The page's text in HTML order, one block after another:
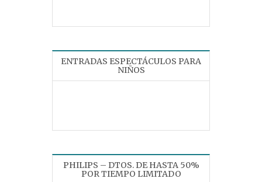
ENTRADAS ESPECTÁCULOS PARA
NIÑOS
PHILIPS – DTOS. DE HASTA 50%
POR TIEMPO LIMITADO